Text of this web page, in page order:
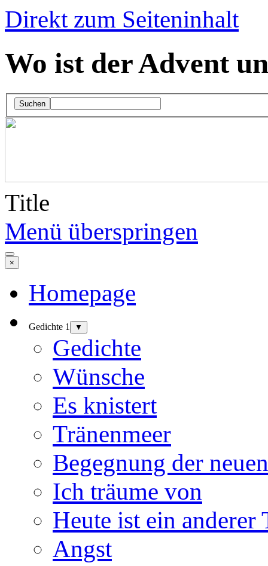
Direkt zum Seiteninhalt
Wo ist der Advent
Suchen
Title
Menü überspringen
×
Homepage
Gedichte 1 ▼
Gedichte
Wünsche
Es knistert
Tränenmeer
Begegnung der
Ich träume von
Heute ist ein anderer
Angst